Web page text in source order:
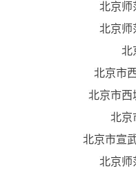
北京师
北京师
北
北京市
北京市西
北京
北京市宣
北京师